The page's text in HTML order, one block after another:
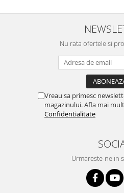
Nu rata ofertele si
Vreau sa primesc
magazinului. Afla mai
Confidentialitate
Urmareste-ne in